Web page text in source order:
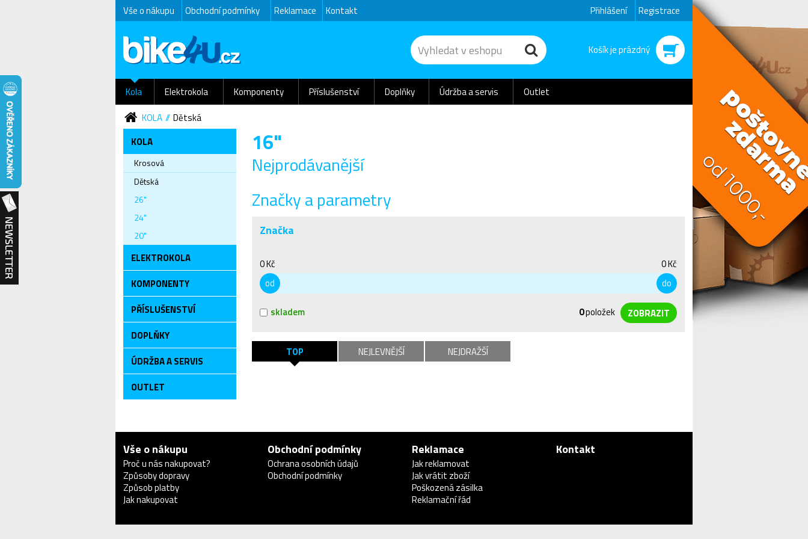
Vše o nákupu Obchodní podmínky Reklamace Kontakt Přihlášení Registrace
Košík je prázdný
Kola Elektrokola Komponenty Příslušenství Doplňky Údržba a servis
Outlet
KOLA
Dětská
KOLA
Krosová
Dětská
26"
24"
20"
ELEKTROKOLA
KOMPONENTY
PŘÍSLUŠENSTVÍ
DOPLŇKY
ÚDRŽBA A SERVIS
OUTLET
16"
Nejprodávanější
Značky a parametry
Značka
0 Kč
0 Kč
od
do
skladem 0položek
TOP NEJLEVNĚJŠÍ NEJDRAŽŠÍ
Vše o nákupu
Proč u nás nakupovat?
Způsoby dopravy
Způsob platby
Jak nakupovat
Obchodní podmínky
Ochrana osobních údajů
Obchodní podmínky
Reklamace
Jak reklamovat
Jak vrátit zboží
Poškozená zásilka
Reklamační řád
Kontakt